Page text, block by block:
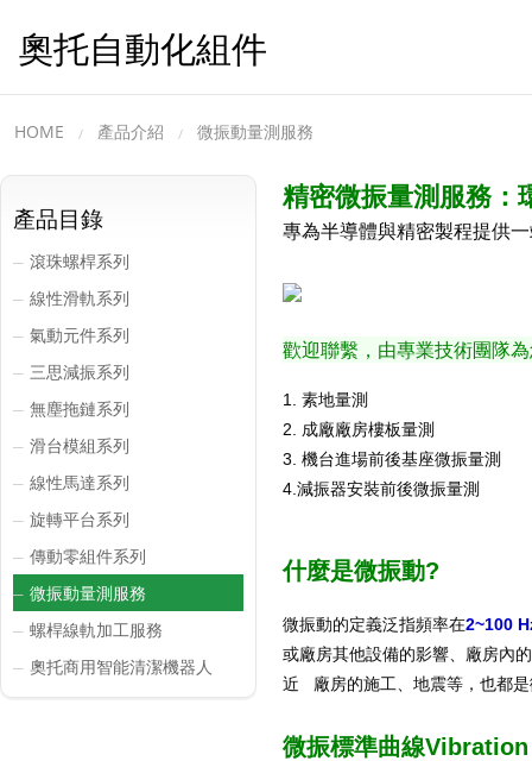
奧托自動化組件
HOME 產品介紹 微振動量測服務
精密微振量測服務：
專為半導體與精密製程提供
歡迎聯繫，由專業技術團隊
1. 素地量測
2. 成廠廠房樓板量測
3. 機台進場前後基座微振量測
4.減振器安裝前後微振量測
什麼是微振動?
微振動的定義泛指頻率在2~100
或廠房其他設備的影響、廠房內
近 廠房的施工、地震等，也都是
微振標準曲線
產品目錄
─ 滾珠螺桿系列
─ 線性滑軌系列
─ 氣動元件系列
─ 三思減振系列
─ 無塵拖鏈系列
─ 滑台模組系列
─ 線性馬達系列
─ 旋轉平台系列
─ 傳動零組件系列
─ 微振動量測服務
─ 螺桿線軌加工服務
─ 奧托商用智能清潔機器人